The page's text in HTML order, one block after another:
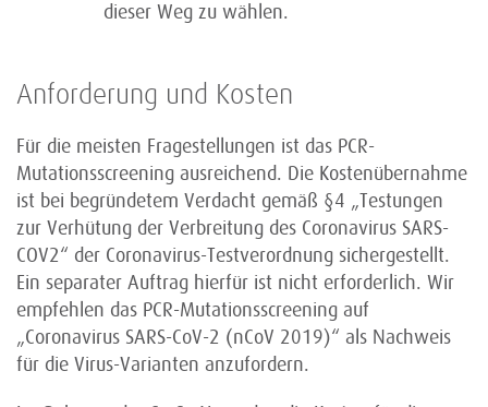
dieser Weg zu wählen.
Anforderung und Kosten
Für die meisten Fragestellungen ist das PCR-
Mutationsscreening ausreichend. Die Kostenübernahme
ist bei begründetem Verdacht gemäß §4 „Testungen
zur Verhütung der Verbreitung des Coronavirus SARS-
COV2“ der Coronavirus-Testverordnung sichergestellt.
Ein separater Auftrag hierfür ist nicht erforderlich. Wir
empfehlen das PCR-Mutationsscreening auf
„Coronavirus SARS-CoV-2 (nCoV 2019)“ als Nachweis
für die Virus-Varianten anzufordern.